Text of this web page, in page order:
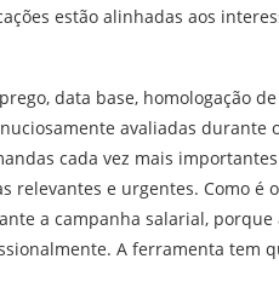
estão alinhadas aos
data base, homologação
avaliadas durante
cada vez mais
e urgentes. Como é
a campanha salarial,
A ferramenta tem